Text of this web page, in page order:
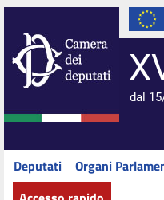
dal
Deputati Organi